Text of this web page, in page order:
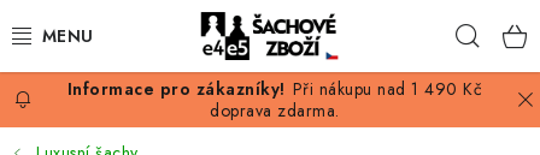
na
AKCE
Při nákupu nad 1 490 Kč
doprava zdarma.